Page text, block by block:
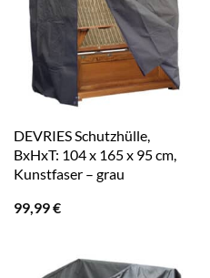
DEVRIES Schutzhülle,
BxHxT: 104 x 165 x 95 cm,
Kunstfaser – grau
99,99€